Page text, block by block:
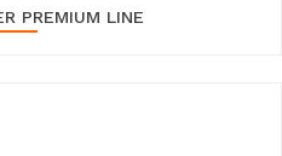
PREMIUM LINE